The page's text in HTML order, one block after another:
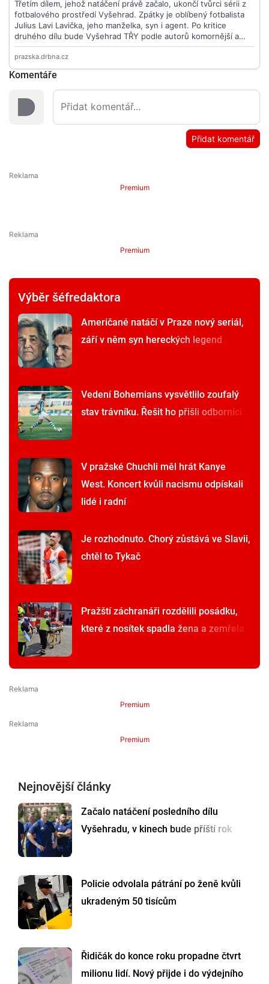
Komentáře
Přidat komentář
Premium
Premium
Výběr šéfredaktora
Američané natáčí v Praze nový seriál,
září v něm syn hereckých legend
Vedení Bohemians vysvětlilo zoufalý
stav trávníku. Řešit ho přišli odborníci
V pražské Chuchli měl hrát Kanye
West. Koncert kvůli nacismu odpískali
lidé i radní
Je rozhodnuto. Chorý zůstává ve Slavii,
chtěl to Tykač
Pražští záchranáři rozdělili posádku,
které z nosítek spadla žena a zemřela
Premium
Premium
Nejnovější články
Začalo natáčení posledního dílu
Vyšehradu, v kinech bude příští rok
Policie odvolala pátrání po ženě kvůli
ukradeným 50 tisícům
Řidičák do konce roku propadne čtvrt
milionu lidí. Nový přijde i do výdejního